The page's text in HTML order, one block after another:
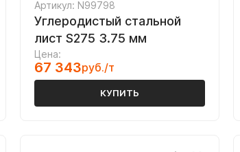
Артикул: N99798
Углеродистый стальной
лист S275 3.75 мм
Цена:
67 343руб./т
КУПИТЬ